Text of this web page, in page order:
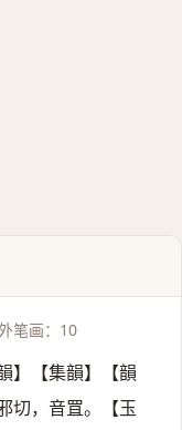
笔画：10
】【集韻】【韻
切，音罝。【玉